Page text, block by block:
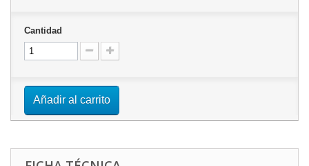
Cantidad
Añadir al carrito